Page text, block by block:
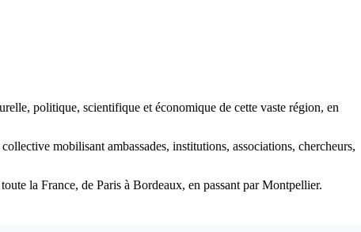
politique, scientifique et économique de cette vaste région, en
mobilisant ambassades, institutions, associations, chercheurs,
la France, de Paris à Bordeaux, en passant par Montpellier.